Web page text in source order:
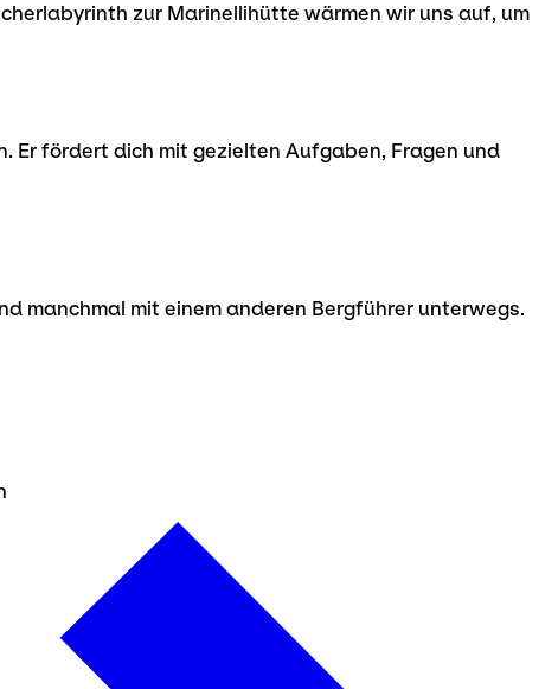
zur Marinellihütte wärmen wir uns auf, um
Er fördert dich mit gezielten Aufgaben, Fragen und
manchmal mit einem anderen Bergführer unterwegs.